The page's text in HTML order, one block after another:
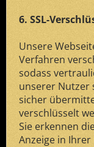
6. SSL-
Unsere
Verfahren
sodass
unserer Nutzer
sicher
verschlüsselt
Sie erkennen
Anzeige in